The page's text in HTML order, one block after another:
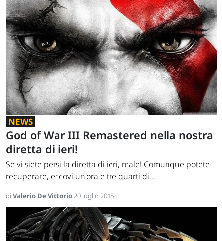
NEWS
God of War III Remastered nella nostra
diretta di ieri!
Se vi siete persi la diretta di ieri, male! Comunque potete
recuperare, eccovi un'ora e tre quarti di...
di Valerio De Vittorio20 luglio 2015